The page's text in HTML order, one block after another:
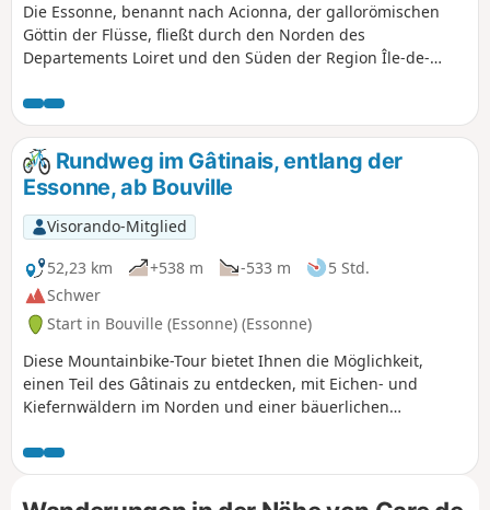
Die Essonne, benannt nach Acionna, der gallorömischen
Göttin der Flüsse, fließt durch den Norden des
Departements Loiret und den Süden der Region Île-de-
letzten vier flussabwärts. Diese neun Etappen sind mit dem
Zug erreichbar. Eine Etappe, die nicht mit dem Zug
erreichbar ist, bildet eine Schleife flussaufwärts. Die Route
wechselt zwischen Wegen entlang des Flusses, Passagen
durch Wälder und Wegen über bebaute Hochebenen.
Rundweg im Gâtinais, entlang der
Essonne, ab Bouville
Visorando-Mitglied
52,23 km
+538 m -533 m
5 Std.
Schwer
Start in Bouville (Essonne) (Essonne)
Diese Mountainbike-Tour bietet Ihnen die Möglichkeit,
einen Teil des Gâtinais zu entdecken, mit Eichen- und
Kiefernwäldern im Norden und einer bäuerlichen
mehrere typische Dörfer der Region und fahren entlang
des Essonne-Tals, das zwar unauffällig ist, aber dessen
Hänge Ihre Waden kitzeln werden.